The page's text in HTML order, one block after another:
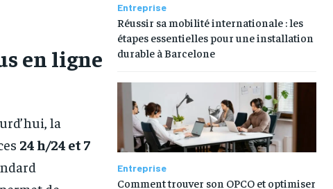
en ligne
la
24 h/24 et 7
Entreprise
Réussir sa mobilité internationale : les
étapes essentielles pour une installation
durable à Barcelone
Entreprise
Comment trouver son OPCO et optimiser